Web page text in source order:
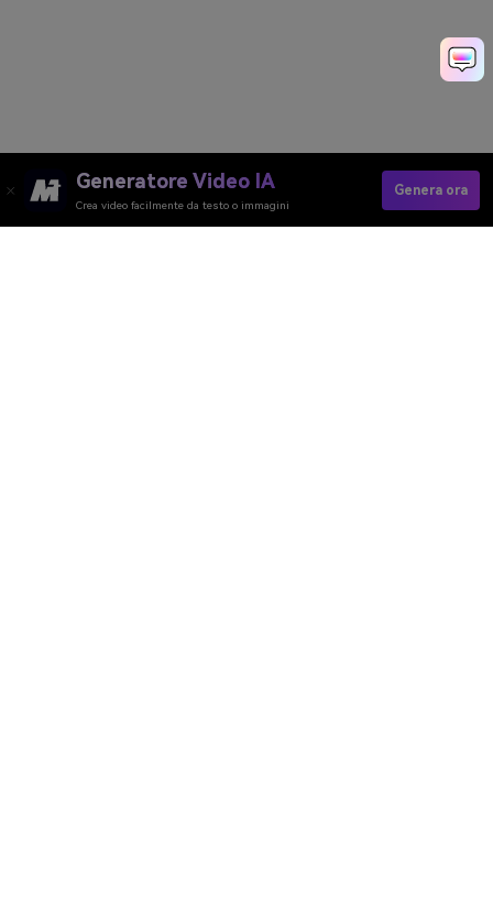
Generatore Video IA
Crea video facilmente da testo o immagini
Genera ora